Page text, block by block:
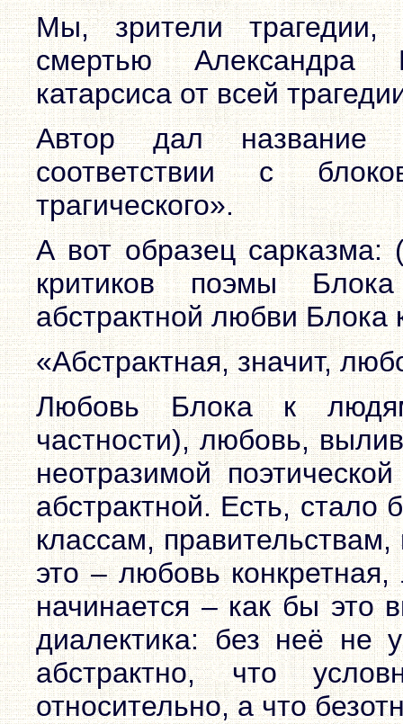
Мы, зрители трагедии,
смертью Александра
катарсиса от всей
Автор дал название
соответствии с
трагического».
А вот образец сарказма:
критиков поэмы
абстрактной любви Блока
«Абстрактная, значит,
Любовь Блока к
частности), любовь,
неотразимой
абстрактной. Есть, стало
классам,
это – любовь
начинается – как бы это
диалектика: без неё не
абстрактно, что
относительно, а что